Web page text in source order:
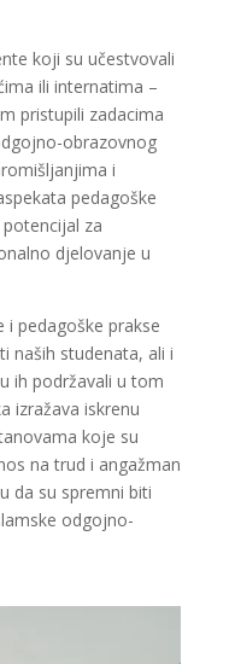
koji su učestvovali
ili internatima –
pristupili zadacima
obrazovnog
i
pedagoške
za
djelovanje u
i pedagoške prakse
naših studenata, ali i
ih podržavali u tom
izražava iskrenu
koje su
na trud i angažman
da su spremni biti
odgojno-